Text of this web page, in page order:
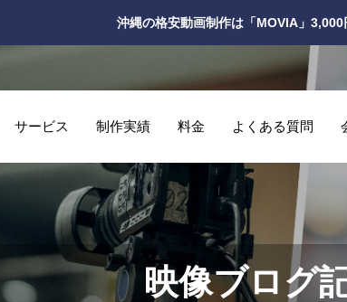
沖縄の格安動画制作は「MOVIA」
サービス 制作実績 料金 よくある質問
映像ブログ